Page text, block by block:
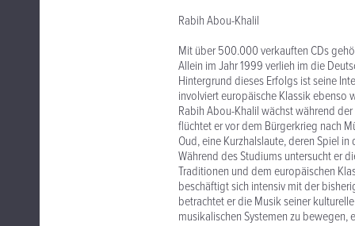
Rabih Abou-Khalil
Mit über 500.000 verkauften CDs
Allein im Jahr 1999 verlieh im die
Hintergrund dieses Erfolgs ist seine
involviert europäische Klassik ebenso
Rabih Abou-Khalil wächst während
flüchtet er vor dem Bürgerkrieg nach
Oud, eine Kurzhalslaute, deren Spiel
Während des Studiums untersucht er
Traditionen und dem europäischen
beschäftigt sich intensiv mit der
betrachtet er die Musik seiner
musikalischen Systemen zu